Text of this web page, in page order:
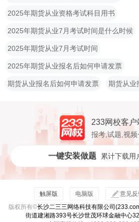
2025年期货从业资格考试科目用书
2025年期货从业7月考试时间是什么时候
2025年期货从业7月考试时间
2025年期货从业报名后如何申请发票
期货从业报名后如何申请发票 期货从业
233网校客户
报考,试题,视频
一键安装做题 累计下载用
触屏版 电脑版 意见反
版权所有©长沙二三三网络科技有限公司
街道建湘路393号长沙世茂环球金融中心